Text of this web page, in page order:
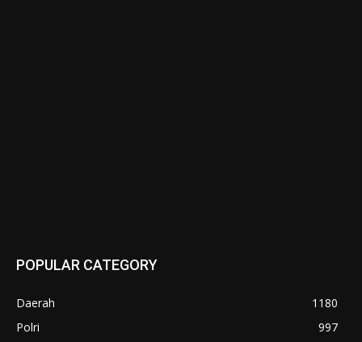
POPULAR CATEGORY
Daerah
1180
Polri
997